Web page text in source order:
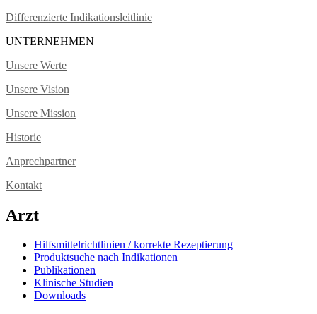
Differenzierte Indikationsleitlinie
UNTERNEHMEN
Unsere Werte
Unsere Vision
Unsere Mission
Historie
Anprechpartner
Kontakt
Arzt
Hilfsmittelrichtlinien / korrekte Rezeptierung
Produktsuche nach Indikationen
Publikationen
Klinische Studien
Downloads